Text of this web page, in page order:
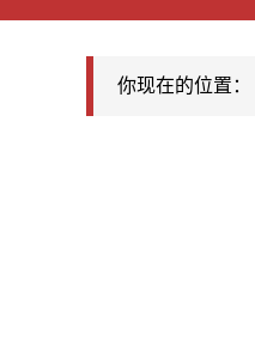
你现在的位置：